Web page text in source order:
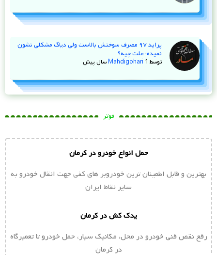
پراید ۹۷ مصرف سوختش بالاست ولی دیاگ مشکلی نشون
نمیده؛ علت چیه؟
توسط Mahdigohari 1 سال پیش
فوتر
حمل انواع خودرو در کرمان
بهترین و قابل اطمینان ترین خودروبر های کفی جهت انقال خودرو به
سایر نقاط ایران
یدک کش در کرمان
رفع نقص فنی خودرو در محل، مکانیک سیار، حمل خودرو تا تعمیرگاه
در کرمان